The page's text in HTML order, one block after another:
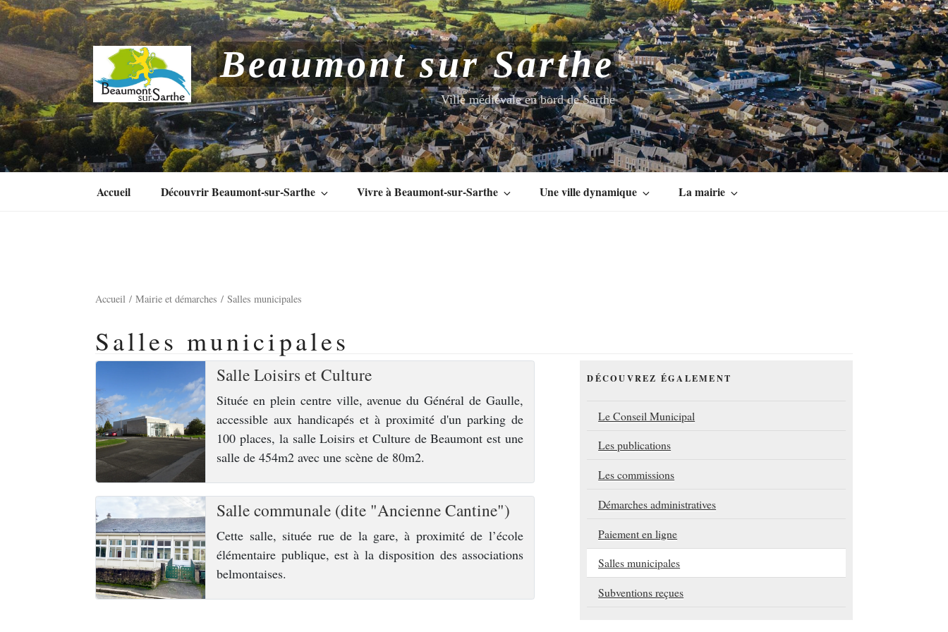
Aller
au
contenu
principal
Beaumont sur Sarthe
Ville médiévale en bord de Sarthe
Accueil Découvrir Beaumont-sur-Sarthe Vivre à Beaumont-sur-Sarthe Une ville dynamique La mairie
Accueil Mairie et démarches Salles municipales
Salles municipales
Salle Loisirs et Culture
Située en plein centre ville, avenue du Général de Gaulle,
accessible aux handicapés et à proximité d'un parking de
100 places, la salle Loisirs et Culture de Beaumont est une
salle de 454m2 avec une scène de 80m2.
Salle communale (dite "Ancienne Cantine")
Cette salle, située rue de la gare, à proximité de l’école
élémentaire publique, est à la disposition des associations
belmontaises.
DÉCOUVREZ ÉGALEMENT
Le Conseil Municipal
Les publications
Les commissions
Démarches administratives
Paiement en ligne
Salles municipales
Subventions reçues